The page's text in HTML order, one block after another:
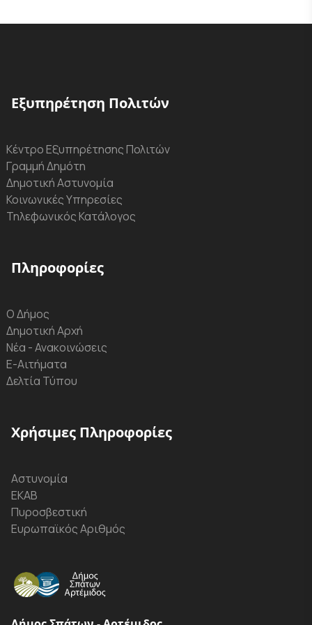
Εξυπηρέτηση Πολιτών
Κέντρο Εξυπηρέτησης Πολιτών
Γραμμή Δημότη
Δημοτική Αστυνομία
Κοινωνικές Υπηρεσίες
Τηλεφωνικός Κατάλογος
Πληροφορίες
Ο Δήμος
Δημοτική Αρχή
Νέα - Ανακοινώσεις
Ε-Αιτήματα
Δελτία Τύπου
Χρήσιμες Πληροφορίες
Αστυνομία
ΕΚΑΒ
Πυροσβεστική
Ευρωπαϊκός Αριθμός